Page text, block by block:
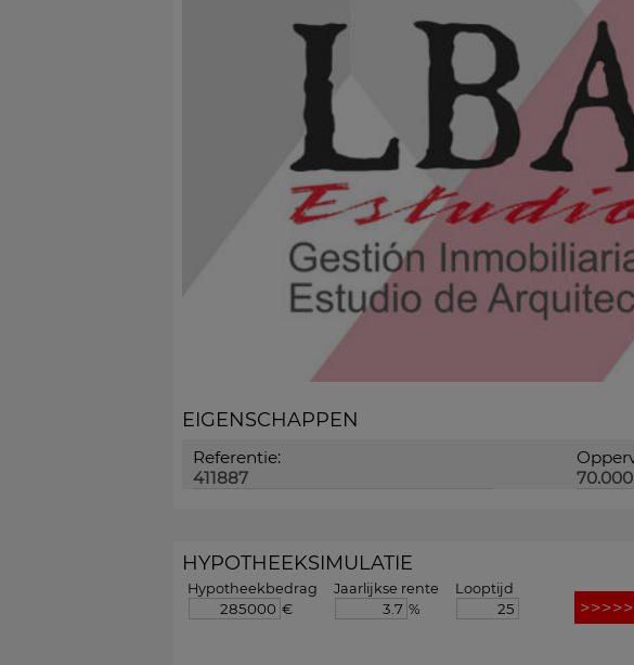
EIGENSCHAPPEN
Referentie:
411887
HYPOTHEEKSIMULATIE
Hypotheekbedrag
€
Jaarlijkse rente
%
Looptijd